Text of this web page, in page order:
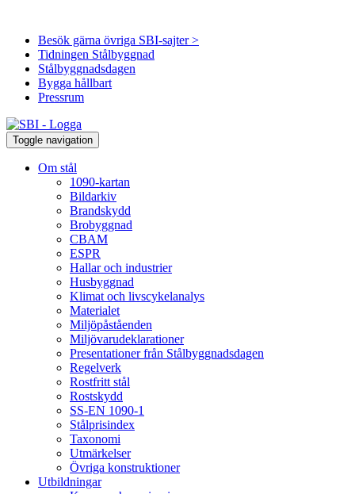
Besök gärna övriga SBI-sajter >
Tidningen Stålbyggnad
Stålbyggnadsdagen
Bygga hållbart
Pressrum
Toggle navigation
Om stål
1090-kartan
Bildarkiv
Brandskydd
Brobyggnad
CBAM
ESPR
Hallar och industrier
Husbyggnad
Klimat och livscykelanalys
Materialet
Miljöpåståenden
Miljövarudeklarationer
Presentationer från Stålbyggnadsdagen
Regelverk
Rostfritt stål
Rostskydd
SS-EN 1090-1
Stålprisindex
Taxonomi
Utmärkelser
Övriga konstruktioner
Utbildningar